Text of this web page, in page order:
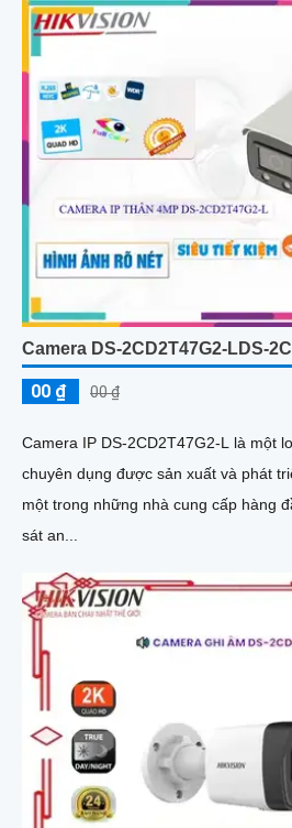
Camera DS-2CD2T47G2-LDS-
00 ₫ 00 ₫
Camera IP DS-2CD2T47G2-L là một
chuyên dụng được sản xuất và phát
một trong những nhà cung cấp hàng
sát an...